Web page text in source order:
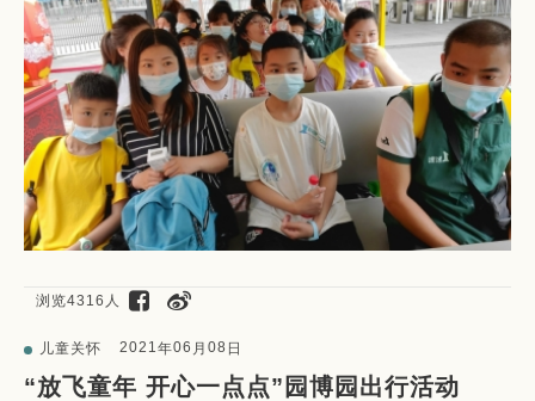
儿童关怀 2021 年06 月 08 日
浏览4316人
“放飞童年 开心一点点”园博园出行活动